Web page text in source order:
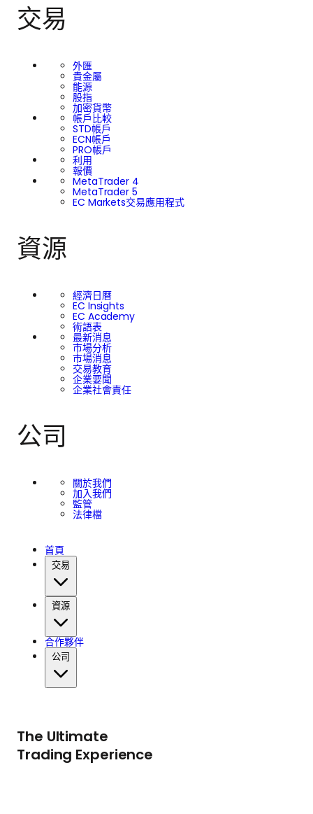
交易
外匯
貴金屬
能源
股指
加密貨幣
帳戶比較
STD帳戶
ECN帳戶
PRO帳戶
利用
報價
MetaTrader 4
MetaTrader 5
EC Markets交易應用程式
資源
經濟日曆
EC Insights
EC Academy
術語表
最新消息
市場分析
市場消息
交易教育
企業要聞
企業社會責任
公司
關於我們
加入我們
監管
法律檔
首頁
交易
資源
合作夥伴
公司
The Ultimate
Trading Experience